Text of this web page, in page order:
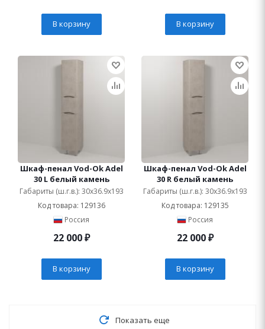
В корзину В корзину
Шкаф-пенал Vod-Ok Adel
30 L белый камень
Габариты (ш.г.в.): 30x36.9x193
Код товара: 129136
Россия
22 000₽
В корзину
Шкаф-пенал Vod-Ok Adel
30 R белый камень
Габариты (ш.г.в.): 30x36.9x193
Код товара: 129135
Россия
22 000₽
В корзину
Показать еще